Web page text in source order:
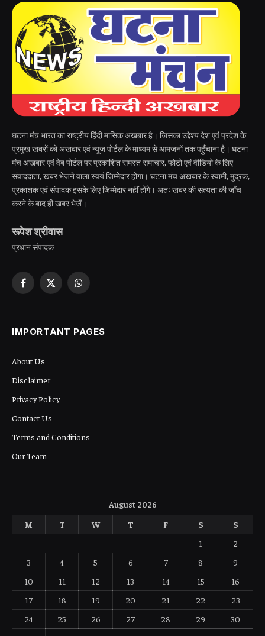
घटना मंच भारत का राष्ट्रीय हिंदी मासिक अखबार है। जिसका उद्देश्य देश एवं प्रदेश के
प्रमुख खबरों को अखबार एवं न्यूज पोर्टल के माध्यम से आमजनों तक पहुँचाना है। घटना
मंच अखबार एवं वेब पोर्टल पर प्रकाशित समस्त समाचार, फोटो एवं वीडियो के लिए
संवाददाता, खबर भेजने वाला स्वयं जिम्मेदार होगा। घटना मंच अखबार के स्वामी, मुद्रक,
प्रकाशक एवं संपादक इसके लिए जिम्मेदार नहीं होंगे। अतः खबर की सत्यता की जाँच
करने के बाद ही खबर भेजें।
रूपेश श्रीवास
प्रधान संपादक
Facebook
X
WhatsApp
IMPORTANT PAGES
About Us
Disclaimer
Privacy Policy
Contact Us
Terms and Conditions
Our Team
August 2026
M
T W T F S
S
1
2
3
4 5 6 7 8
9
10
11 12 13 14 15
16
17
18 19 20 21 22
23
24
25 26 27 28 29
30